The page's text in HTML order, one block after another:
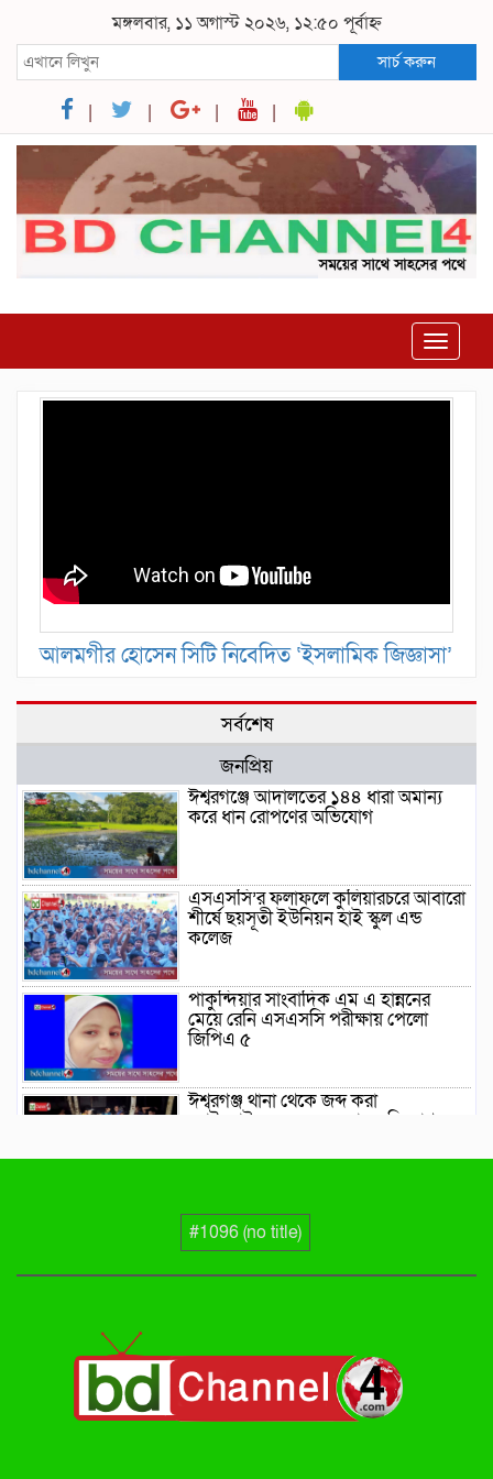
মঙ্গলবার, ১১ অগাস্ট ২০২৬, ১২:৫০ পূর্বাহ্ন
সার্চ করুন
Toggle
আলমগীর হোসেন সিটি নিবেদিত ‘ইসলামিক জিজ্ঞাসা’
সর্বশেষ
জনপ্রিয়
ঈশ্বরগঞ্জে আদালতের ১৪৪ ধারা অমান্য
করে ধান রোপণের অভিযোগ
এসএসসি’র ফলাফলে কুলিয়ারচরে আবারো
শীর্ষে ছয়সূতী ইউনিয়ন হাই স্কুল এন্ড
কলেজ
পাকুন্দিয়ার সাংবাদিক এম এ হান্ননের
মেয়ে রেনি এসএসসি পরীক্ষায় পেলো
জিপিএ ৫
ঈশ্বরগঞ্জ থানা থেকে জব্দ করা
মোটরসাইকেল ছেড়ে দেয়ার অভিযোগ
জামে মসজিদের নতুন কমিটি গঠন
প্রধানমন্ত্রীর কিশোরগঞ্জ সফর: মাছের পোনা
অবমুক্তসহ থাকছে নানা উন্নয়ন কর্মসূচি
#1096 (no title)